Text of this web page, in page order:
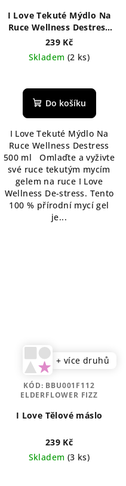
I Love Tekuté Mýdlo Na
Ruce Wellness Destress
500 ml
239 Kč
Skladem (2 ks)
Do košíku
I Love Tekuté Mýdlo Na
Ruce Wellness Destress
500 ml Omlaďte a vyživte
své ruce tekutým mycím
gelem na ruce I Love
Wellness De-stress. Tento
100 % přírodní mycí gel
je...
+ více druhů
I Love Tělové máslo
239 Kč
Skladem (3 ks)
KÓD: BBU001F112
ELDERFLOWER FIZZ